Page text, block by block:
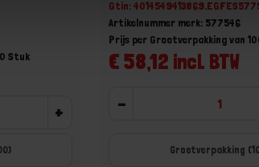
Stuk
+
Gtin:
Artikelnummer merk: 577546
€ 58,12 incl. BTW
Prijs per Grootverpakking van
-
Grootverpakking